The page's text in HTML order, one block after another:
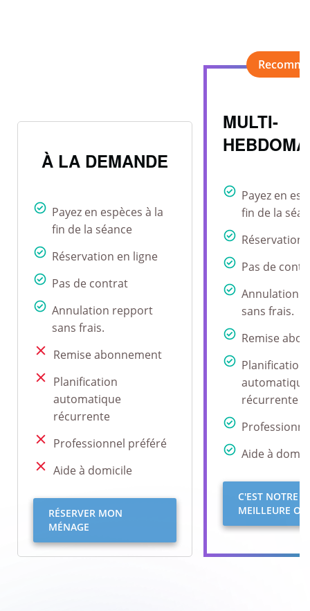
MULTI-
Payez en
fin de la
Réservation
Pas de
Annulation
sans frais.
Remise
Planification
automatique
récurrente
Aide à
C'EST NOTRE
MEILLEURE
À LA DEMANDE
Payez en espèces à la
fin de la séance
Réservation en ligne
Pas de contrat
Annulation repport
sans frais.
Remise abonnement
Planification
automatique
récurrente
Professionnel préféré
Aide à domicile
RÉSERVER MON
MÉNAGE